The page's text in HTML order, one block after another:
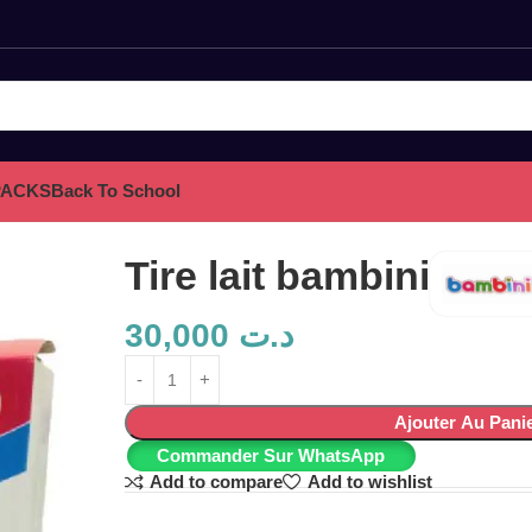
Back To School
Tire lait bambini
د.ت
Ajouter Au
Commander Sur WhatsApp
Add to compare
Add to wishlist